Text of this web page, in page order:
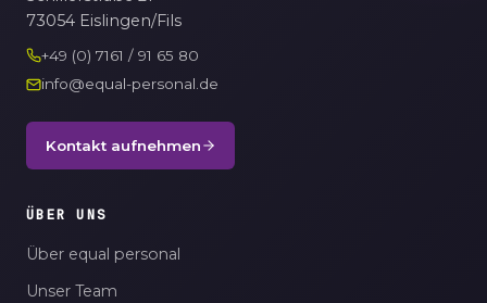
73054 Eislingen/Fils
+49 (0) 7161 / 91 65 80
info@equal-personal.de
Kontakt aufnehmen
ÜBER UNS
Über equal personal
Unser Team